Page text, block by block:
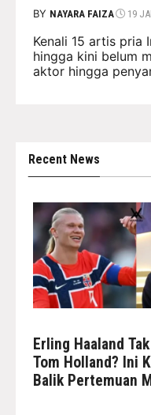
BY NAYARA FAIZA 19
Kenali 15 artis pria
hingga kini belum
aktor hingga
Recent News
Erling Haaland
Tom Holland? Ini
Balik Pertemuan